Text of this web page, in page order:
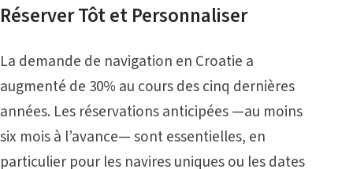
Réserver Tôt et Personnaliser
La demande de navigation en Croatie a
augmenté de 30% au cours des cinq dernières
années. Les réservations anticipées —au moins
six mois à l’avance— sont essentielles, en
particulier pour les navires uniques ou les dates